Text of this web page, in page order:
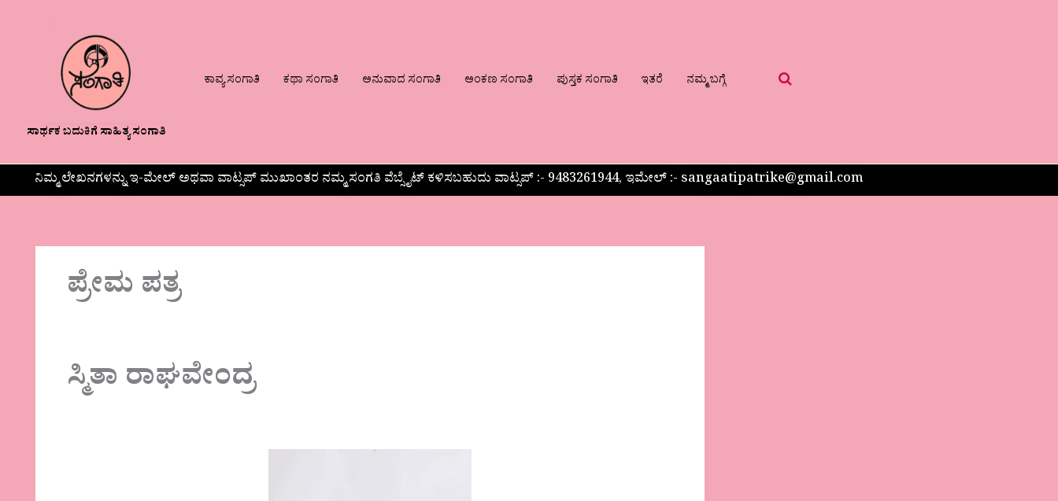
ಸಾರ್ಥಕ ಬದುಕಿಗೆ ಸಾಹಿತ್ಯ ಸಂಗಾತಿ
ಕಾವ್ಯ ಸಂಗಾತಿ ಕಥಾ ಸಂಗಾತಿ ಅನುವಾದ ಸಂಗಾತಿ ಅಂಕಣ ಸಂಗಾತಿ ಪುಸ್ತಕ ಸಂಗಾತಿ ಇತರೆ ನಮ್ಮ ಬಗ್ಗೆ
ನಿಮ್ಮ ಲೇಖನಗಳನ್ನು ಇ-ಮೇಲ್ ಅಥವಾ ವಾಟ್ಸಪ್ ಮುಖಾಂತರ ನಮ್ಮ ಸಂಗತಿ ವೆಬ್ಸೈಟ್ ಕಳಿಸಬಹುದು ವಾಟ್ಸಪ್‌ :- 9483261944, ಇಮೇಲ್ :- sangaatipatrike@gmail.com
ಪ್ರೇಮ ಪತ್ರ
ಸ್ಮಿತಾ ರಾಘವೇಂದ್ರ